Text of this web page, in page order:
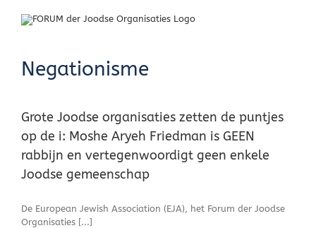
Negationisme
Grote Joodse organisaties zetten de puntjes
op de i: Moshe Aryeh Friedman is GEEN
rabbijn en vertegenwoordigt geen enkele
Joodse gemeenschap
De European Jewish Association (EJA), het Forum der Joodse
Organisaties [...]